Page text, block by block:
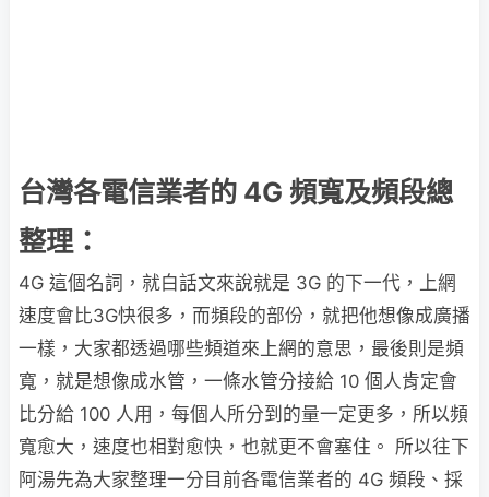
台灣各電信業者的 4G 頻寬及頻段總
整理：
4G 這個名詞，就白話文來說就是 3G 的下一代，上網
速度會比3G快很多，而頻段的部份，就把他想像成廣播
一樣，大家都透過哪些頻道來上網的意思，最後則是頻
寬，就是想像成水管，一條水管分接給 10 個人肯定會
比分給 100 人用，每個人所分到的量一定更多，所以頻
寬愈大，速度也相對愈快，也就更不會塞住。 所以往下
阿湯先為大家整理一分目前各電信業者的 4G 頻段、採